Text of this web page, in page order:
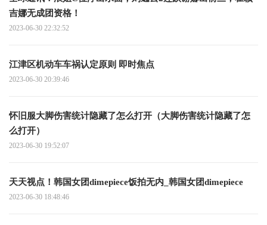
吉娜无成团资格！
2023-06-30 22:32:52
江津区机动车车祸认定原则 即时焦点
2023-06-30 20:39:46
怀旧服大脚伤害统计隐藏了怎么打开（大脚伤害统计隐藏了怎
么打开）
2023-06-30 19:52:07
天天视点！韩国女团dimepiece饭拍无内_韩国女团dimepiece
2023-06-30 18:48:46